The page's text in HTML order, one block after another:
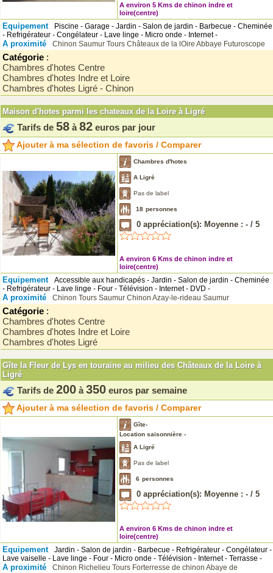
A environ 5 Kms de chinon indre et
loire(centre)
Equipement
Piscine - Garage - Jardin - Salon de jardin - Barbecue - Cheminée
- Refrigérateur - Congélateur - Lave linge - Micro onde - Internet -
A proximité Chinon Saumur Tours Châteaux de la lOire Abbaye Futuroscope
Catégorie :
Chambres d'hotes Centre
Chambres d'hotes Indre et Loire
Chambres d'hotes Ligré - Chinon
Maison d'hotes parmi les chateaux de la Loire à Ligré
Tarifs de 58 à 82 euros par jour
Ajouter à ma sélection de favoris / Comparer
Chambres d'hotes
A Ligré
Pas de label
18 personnes
0 appréciation(s): Moyenne : - / 5
A environ 6 Kms de chinon indre et
loire(centre)
Equipement
Accessible aux handicapés - Jardin - Salon de jardin - Cheminée
- Refrigérateur - Lave linge - Four - Télévision - Internet - DVD -
A proximité Chinon Tours Saumur Chinon Azay-le-rideau Saumur
Catégorie :
Chambres d'hotes Centre
Chambres d'hotes Indre et Loire
Chambres d'hotes Ligré
Gîte la Fleur de Lys en touraine au milieu des Châteaux de la Loire à
Ligré
Tarifs de 200 à 350 euros par semaine
Ajouter à ma sélection de favoris / Comparer
Gîte-
Location saisonnière -
A Ligré
Pas de label
6 personnes
0 appréciation(s): Moyenne : - / 5
A environ 6 Kms de chinon indre et
loire(centre)
Equipement
Jardin - Salon de jardin - Barbecue - Refrigérateur - Congélateur -
Lave vaiselle - Lave linge - Four - Micro onde - Télévision - Internet - Terrasse -
A proximité Chinon Richelieu Tours Forterresse de chinon Abaye de